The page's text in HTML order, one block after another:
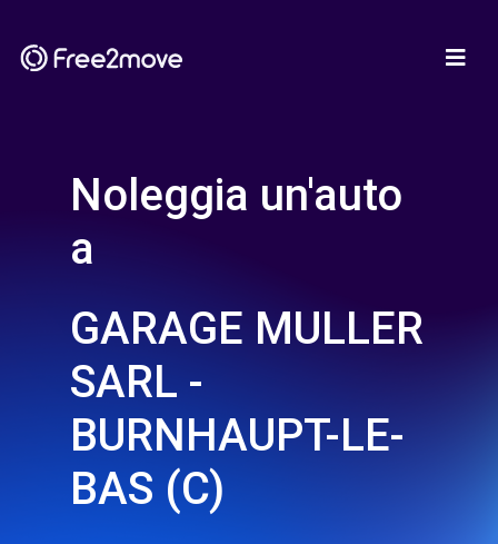
Noleggia un'auto
a
GARAGE MULLER
SARL -
BURNHAUPT-LE-
BAS (C)